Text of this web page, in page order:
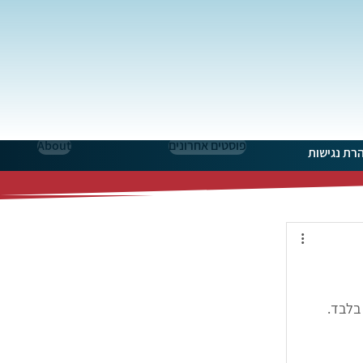
About פוסטים אחרונים נגישות